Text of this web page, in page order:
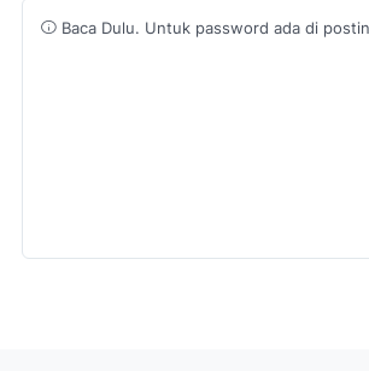
Baca Dulu. Untuk password ada di